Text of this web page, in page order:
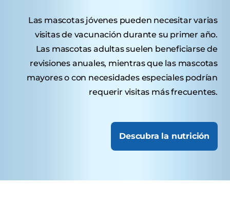
Las mascotas jóvenes pueden necesitar varias
visitas de vacunación durante su primer año.
Las mascotas adultas suelen beneficiarse de
revisiones anuales, mientras que las mascotas
mayores o con necesidades especiales podrían
requerir visitas más frecuentes.
Descubra la nutrición